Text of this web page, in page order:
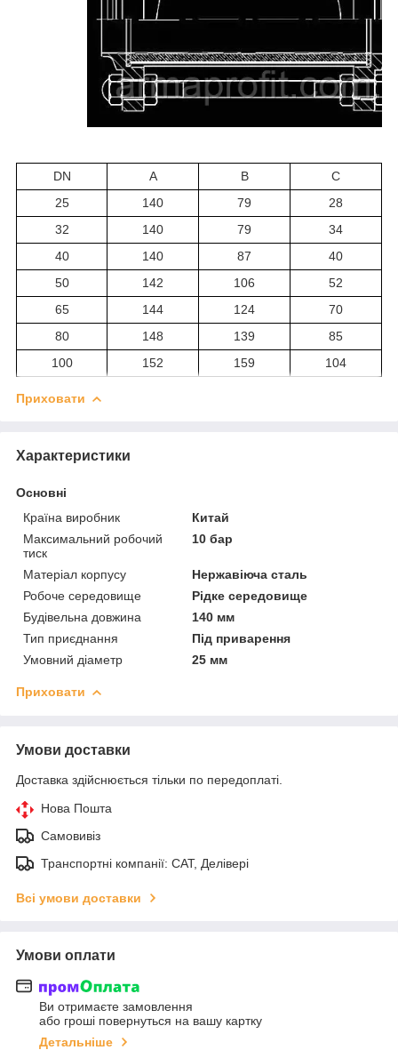
DN A B
C
25
140 79
28
32
140 79
34
40
140 87
40
50
142 106
52
65
144 124
70
80
148 139
85
100
152 159 104
Приховати
Характеристики
Основні
Країна виробник
Китай
Максимальний робочий
тиск
10 бар
Матеріал корпусу
Нержавіюча сталь
Робоче середовище
Рідке середовище
Будівельна довжина
140 мм
Тип приєднання
Під приварення
Умовний діаметр
25 мм
Приховати
Умови доставки
Доставка здійснюється тільки по передоплаті.
Нова Пошта
Самовивіз
Транспортні компанії: САТ, Делівері
Всі умови доставки
Умови оплати
Ви отримаєте замовлення
або гроші повернуться на вашу картку
Детальніше